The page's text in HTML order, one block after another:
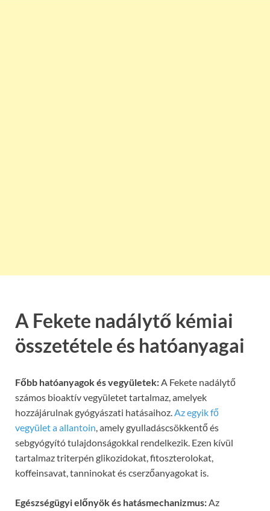
A Fekete nadálytő kémiai
összetétele és hatóanyagai
Főbb hatóanyagok és vegyületek:A Fekete nadálytő
számos bioaktív vegyületet tartalmaz, amelyek
hozzájárulnak gyógyászati ​​hatásaihoz.Az egyik fő
vegyület a allantoin, amely gyulladáscsökkentő és
sebgyógyító tulajdonságokkal rendelkezik. Ezen kívül
tartalmaz triterpén glikozidokat, fitoszterolokat,
koffeinsavat, tanninokat és cserzőanyagokat is.
Egészségügyi előnyök és hatásmechanizmus:Az